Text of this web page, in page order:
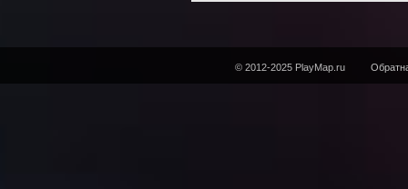
© 2012-2025 PlayMap.ru